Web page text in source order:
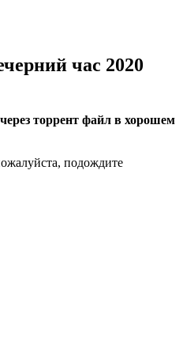
час 2020
торрент файл в хорошем
подождите